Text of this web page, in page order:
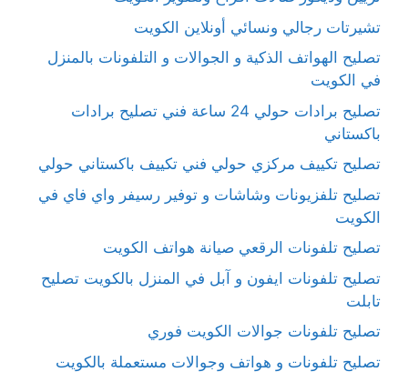
تشيرتات رجالي ونسائي أونلاين الكويت
تصليح الهواتف الذكية و الجوالات و التلفونات بالمنزل
في الكويت
تصليح برادات حولي 24 ساعة فني تصليح برادات
باكستاني
تصليح تكييف مركزي حولي فني تكييف باكستاني حولي
تصليح تلفزيونات وشاشات و توفير رسيفر واي فاي في
الكويت
تصليح تلفونات الرقعي صيانة هواتف الكويت
تصليح تلفونات ايفون و آبل في المنزل بالكويت تصليح
تابلت
تصليح تلفونات جوالات الكويت فوري
تصليح تلفونات و هواتف وجوالات مستعملة بالكويت